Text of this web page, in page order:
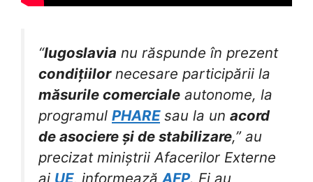
“Iugoslavia nu răspunde în prezent
condițiilornecesare participării la
măsurile comerciale autonome, la
programul PHAREsau la un acord
de asociere și de stabilizare,” au
precizat miniștrii Afacerilor Externe
ai UE, informeazăAFP. Ei au